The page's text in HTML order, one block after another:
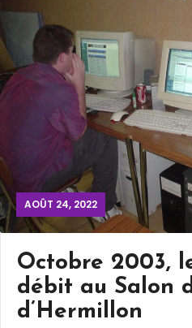
AOÛT 24, 2022
Octobre 2003,
débit au Salon
d’Hermillon